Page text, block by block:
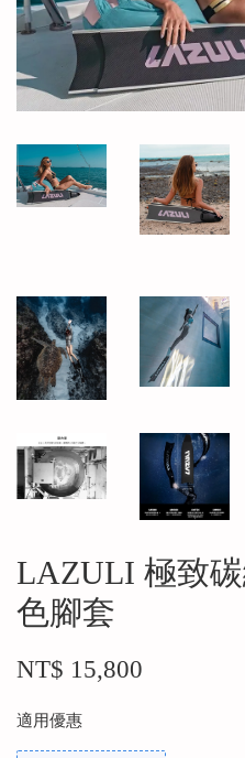
LAZULI 極致
色腳套
NT$ 15,800
適用優惠